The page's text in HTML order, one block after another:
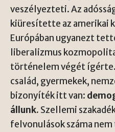
veszélyezteti. Az
kiüresítette az amerikai
Európában ugyanezt
liberalizmus
történelem végét ígérte.
család, gyermekek,
bizonyíték itt van:
állunk. Szellemi
felvonulások száma